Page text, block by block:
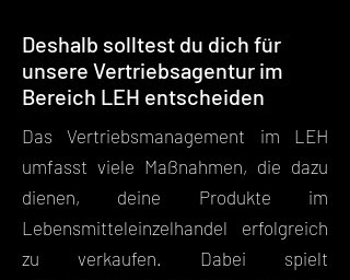
Deshalb solltest du dich für
unsere Vertriebsagentur im
Bereich LEH entscheiden
Das Vertriebsmanagement im LEH
umfasst viele Maßnahmen, die dazu
dienen, deine Produkte im
Lebensmitteleinzelhandel erfolgreich
zu verkaufen. Dabei spielt